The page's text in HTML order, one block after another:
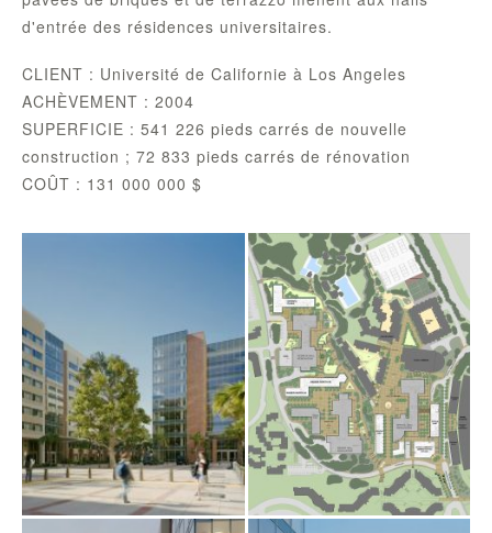
d'entrée des résidences universitaires.
CLIENT : Université de Californie à Los Angeles
ACHÈVEMENT : 2004
SUPERFICIE : 541 226 pieds carrés de nouvelle
construction ; 72 833 pieds carrés de rénovation
COÛT : 131 000 000 $